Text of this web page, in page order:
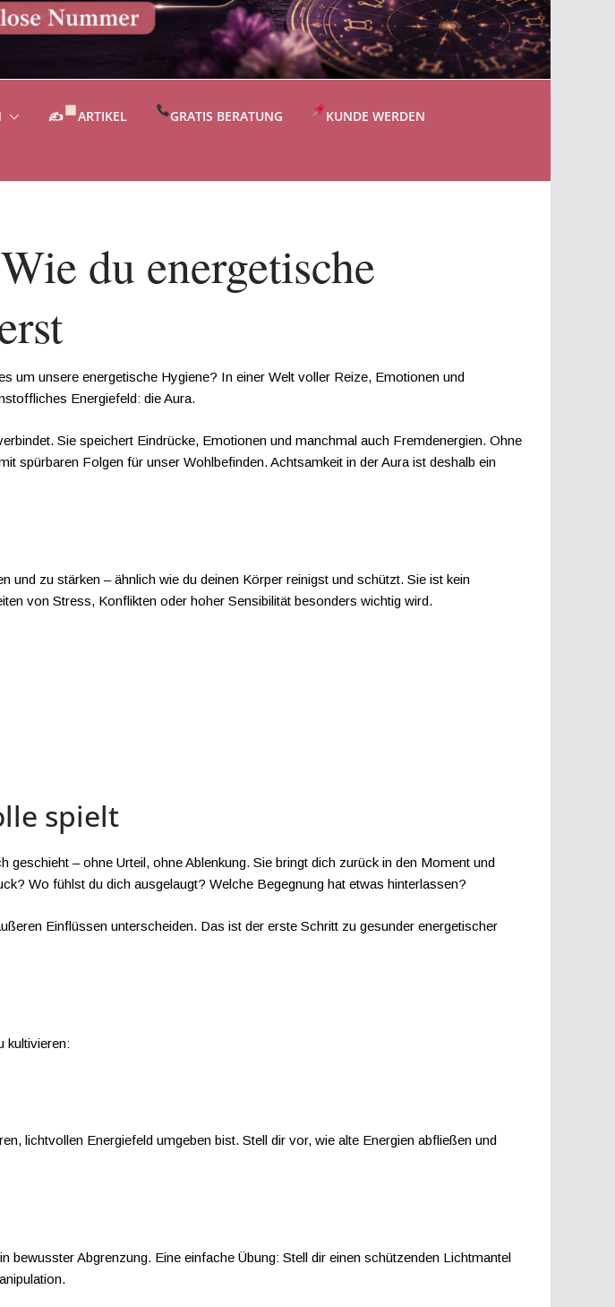
✍ ARTIKEL GRATIS BERATUNG KUNDE WERDEN
du energetische
um unsere energetische Hygiene? In einer Welt voller Reize, Emotionen und
Energiefeld: die Aura.
Sie speichert Eindrücke, Emotionen und manchmal auch Fremdenergien. Ohne
spürbaren Folgen für unser Wohlbefinden. Achtsamkeit in der Aura ist deshalb ein
zu stärken – ähnlich wie du deinen Körper reinigst und schützt. Sie ist kein
von Stress, Konflikten oder hoher Sensibilität besonders wichtig wird.
spielt
– ohne Urteil, ohne Ablenkung. Sie bringt dich zurück in den Moment und
Wo fühlst du dich ausgelaugt? Welche Begegnung hat etwas hinterlassen?
Einflüssen unterscheiden. Das ist der erste Schritt zu gesunder energetischer
kultivieren:
lichtvollen Energiefeld umgeben bist. Stell dir vor, wie alte Energien abfließen und
Abgrenzung. Eine einfache Übung: Stell dir einen schützenden Lichtmantel